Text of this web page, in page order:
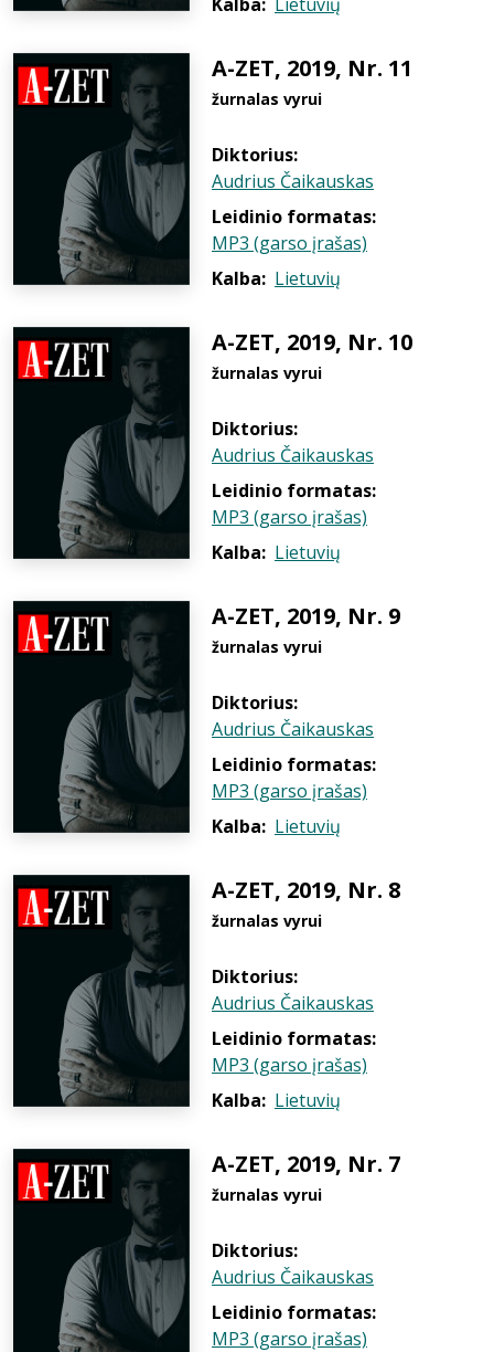
A-ZET, 2019, Nr. 11
žurnalas vyrui
Diktorius:
Audrius Čaikauskas
Leidinio formatas:
MP3 (garso įrašas)
Kalba: Lietuvių
A-ZET, 2019, Nr. 10
žurnalas vyrui
Diktorius:
Audrius Čaikauskas
Leidinio formatas:
MP3 (garso įrašas)
Kalba: Lietuvių
A-ZET, 2019, Nr. 9
žurnalas vyrui
Diktorius:
Audrius Čaikauskas
Leidinio formatas:
MP3 (garso įrašas)
Kalba: Lietuvių
A-ZET, 2019, Nr. 8
žurnalas vyrui
Diktorius:
Audrius Čaikauskas
Leidinio formatas:
MP3 (garso įrašas)
Kalba: Lietuvių
A-ZET, 2019, Nr. 7
žurnalas vyrui
Diktorius:
Audrius Čaikauskas
Leidinio formatas:
MP3 (garso įrašas)